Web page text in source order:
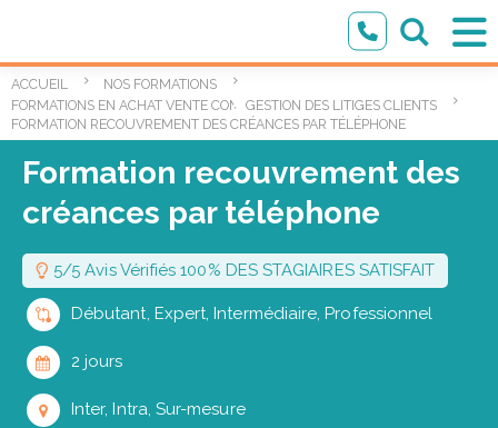
ACCUEIL
NOS FORMATIONS
FORMATIONS EN ACHAT VENTE COMMERCIAL
, GESTION DES LITIGES CLIENTS
FORMATION RECOUVREMENT DES CRÉANCES PAR TÉLÉPHONE
Formation recouvrement des
créances par téléphone
5/5 Avis Vérifiés 100% DES STAGIAIRES SATISFAIT
Débutant, Expert, Intermédiaire, Professionnel
2 jours
Inter, Intra, Sur-mesure